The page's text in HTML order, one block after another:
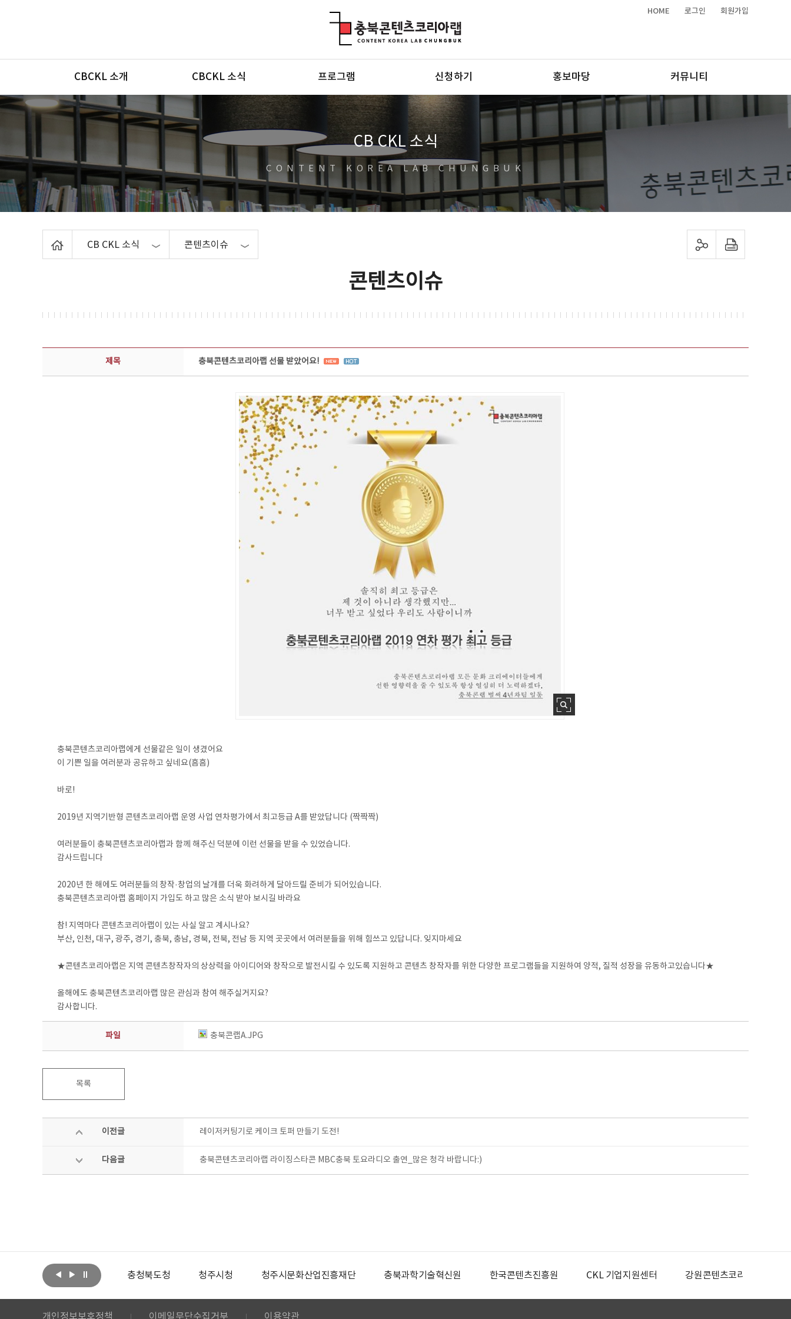
HOME 로그인 회원가입
메뉴
CBCKL 소개 CBCKL 소식 프로그램 신청하기 홍보마당 커뮤니티
CB CKL 소식
CONTENT KOREA LAB CHUNGBUK
CB CKL 소식 콘텐츠이슈 sns 공유하기 프린트하기
콘텐츠이슈
콘텐츠이슈 상세보기 - 제목, 담당부서, 담당자, 담당연락처, 내용, 첨부파일 정보 제공
제목 충북콘텐츠코리아랩 선물 받았어요!
충북콘텐츠코리아랩에게 선물같은 일이 생겼어요
이 기쁜 일을 여러분과 공유하고 싶네요(흠흠)
바로!
2019년 지역기반형 콘텐츠코리아랩 운영 사업 연차평가에서 최고등급 A를 받았답니다 (짝짝짝)
여러분들이 충북콘텐츠코리아랩과 함께 해주신 덕분에 이런 선물을 받을 수 있었습니다.
감사드립니다
2020년 한 해에도 여러분들의 창작·창업의 날개를 더욱 화려하게 달아드릴 준비가 되어있습니다.
충북콘텐츠코리아랩 홈페이지 가입도 하고 많은 소식 받아 보시길 바라요
참! 지역마다 콘텐츠코리아랩이 있는 사실 알고 계시나요?
부산, 인천, 대구, 광주, 경기, 충북, 충남, 경북, 전북, 전남 등 지역 곳곳에서 여러분들을 위해 힘쓰고 있답니다. 잊지마세요
★콘텐츠코리아랩은 지역 콘텐츠창작자의 상상력을 아이디어와 창작으로 발전시킬 수 있도록 지원하고 콘텐츠 창작자를 위한 다양한 프로그램들을 지원하여 양적, 질적 성장을 유동하고있습니다★
올해에도 충북콘텐츠코리아랩 많은 관심과 참여 해주실거지요?
감사합니다.
파일 충북콘랩A.JPG
목록
이전글 레이저커팅기로 케이크 토퍼 만들기 도전!
다음글 충북콘텐츠코리아랩 라이징스타콘 MBC충북 토요라디오 출연_많은 청각 바랍니다:)
문화체육관광부 충청북도청 청주시청 청주시문화산업진흥재단 충북과학기술혁신원 한국콘텐츠진흥원 CKL 기업지원센터 강원콘텐츠코리아랩
개인정보보호정책 이메일무단수집거부 이용약관